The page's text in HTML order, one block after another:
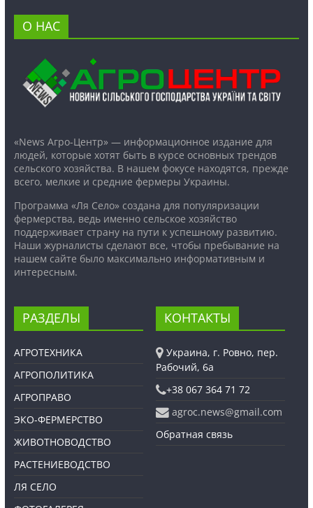
О НАС
«News Агро-Центр» — информационное издание для
людей, которые хотят быть в курсе основных трендов
сельского хозяйства. В нашем фокусе находятся, прежде
всего, мелкие и средние фермеры Украины.
Программа «Ля Село» создана для популяризации
фермерства, ведь именно сельское хозяйство
поддерживает страну на пути к успешному развитию.
Наши журналисты сделают все, чтобы пребывание на
нашем сайте было максимально информативным и
интересным.
РАЗДЕЛЫ
АГРОТЕХНИКА
АГРОПОЛИТИКА
АГРОПРАВО
ЭКО-ФЕРМЕРСТВО
ЖИВОТНОВОДСТВО
РАСТЕНИЕВОДСТВО
ЛЯ СЕЛО
КОНТАКТЫ
Украина, г. Ровно, пер.
Рабочий, 6а
+38 067 364 71 72
agroc.news@gmail.com
Обратная связь